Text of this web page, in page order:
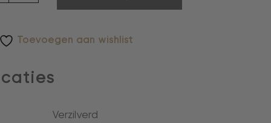
Toevoegen aan wishlist
Verzilverd